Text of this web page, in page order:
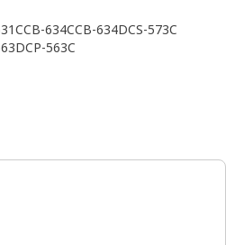
CB-634CCB-634DCS-573C
CP-563C